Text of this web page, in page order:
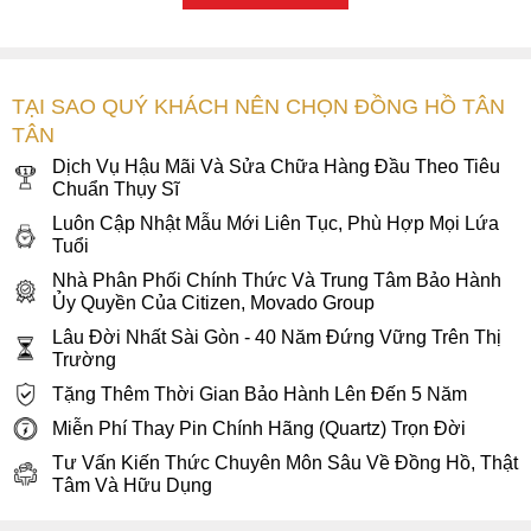
Movado 0607114 sở hữu đường kính vỏ 28mm, độ rộng dây
14mm và độ dày 9mm, là mẫu đồng hồ rất phù hợp với
những cô gái có phần cổ tay nhỏ nhắn. Bên cạnh đó, mẫu
đồng hồ này còn có thể hỗ trợ cho người dùng những hoạt
động nhẹ nhàng như rửa tay hoặc đi mưa nhỏ với độ chịu
nước là 3ATM.
2. Mặt số tinh giản tối đa thiết kế hai lòng
TẠI SAO QUÝ KHÁCH NÊN CHỌN ĐỒNG HỒ TÂN
TÂN
Dịch Vụ Hậu Mãi Và Sửa Chữa Hàng Đầu Theo Tiêu
Chuẩn Thụy Sĩ
Luôn Cập Nhật Mẫu Mới Liên Tục, Phù Hợp Mọi Lứa
Tuổi
Nhà Phân Phối Chính Thức Và Trung Tâm Bảo Hành
Ủy Quyền Của Citizen, Movado Group
Lâu Đời Nhất Sài Gòn - 40 Năm Đứng Vững Trên Thị
Trường
Tặng Thêm Thời Gian Bảo Hành Lên Đến 5 Năm
Miễn Phí Thay Pin Chính Hãng (Quartz) Trọn Đời
Tư Vấn Kiến Thức Chuyên Môn Sâu Về Đồng Hồ, Thật
Tâm Và Hữu Dụng